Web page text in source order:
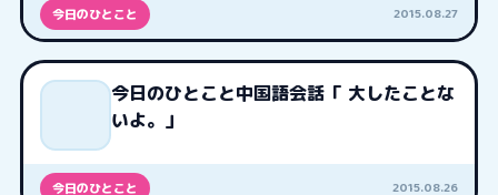
今日のひとこと 2015.08.27
今日のひとこと中国語会話「 大したことな
いよ。」
今日のひとこと 2015.08.26